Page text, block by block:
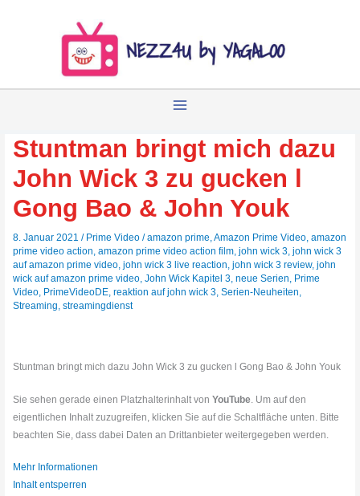
Stuntman bringt mich dazu
John Wick 3 zu gucken l
Gong Bao & John Youk
8. Januar 2021/ Prime Video /amazon prime,Amazon Prime Video,amazon
prime video action,amazon prime video action film,john wick 3,john wick 3
auf amazon prime video,john wick 3 live reaction,john wick 3 review,john
wick auf amazon prime video,John Wick Kapitel 3,neue Serien, Prime
Video, PrimeVideoDE,reaktion auf john wick 3,Serien-Neuheiten,
Streaming,streamingdienst
Stuntman bringt mich dazu John Wick 3 zu gucken l Gong Bao & John Youk
Sie sehen gerade einen Platzhalterinhalt vonYouTube . Um auf den
eigentlichen Inhalt zuzugreifen, klicken Sie auf die Schaltfläche unten. Bitte
beachten Sie, dass dabei Daten an Drittanbieter weitergegeben werden.
Mehr Informationen
Inhalt entsperren